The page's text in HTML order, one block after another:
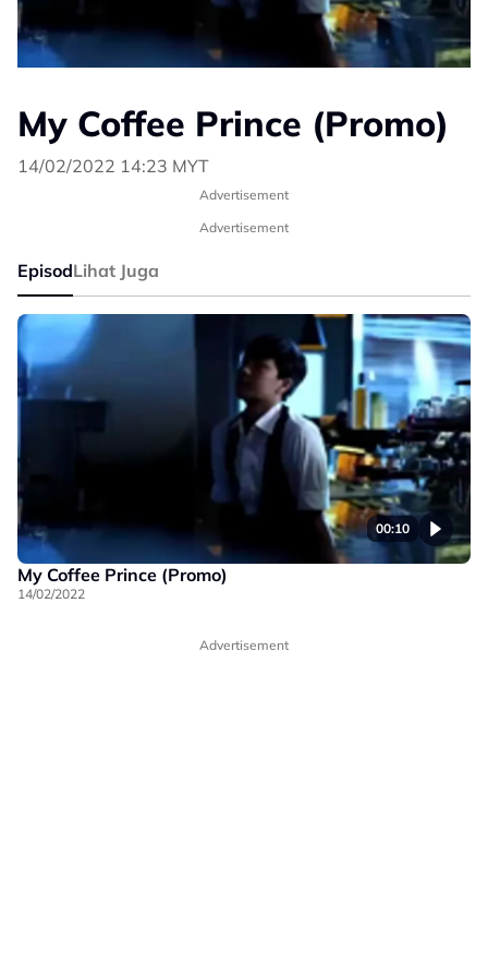
My Coffee Prince (Promo)
14/02/2022 14:23 MYT
Advertisement
Advertisement
EpisodLihat Juga
00:10
My Coffee Prince (Promo)
14/02/2022
Advertisement